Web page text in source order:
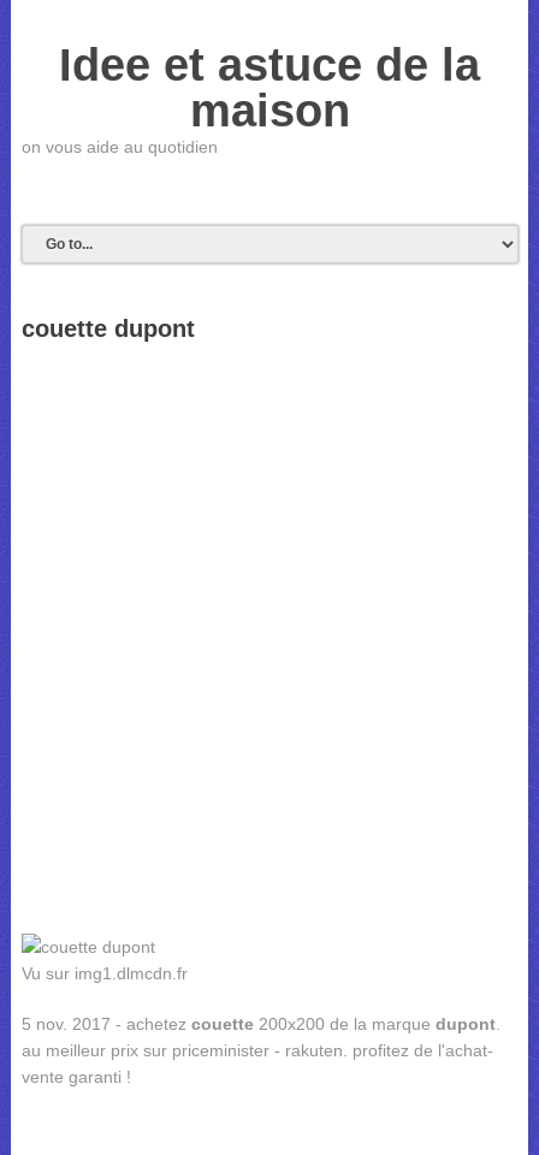
Idee et astuce de la
maison
on vous aide au quotidien
couette dupont
Vu sur img1.dlmcdn.fr
5 nov. 2017 - achetez couette200x200 de la marque dupont.
au meilleur prix sur priceminister - rakuten. profitez de l'achat-
vente garanti !